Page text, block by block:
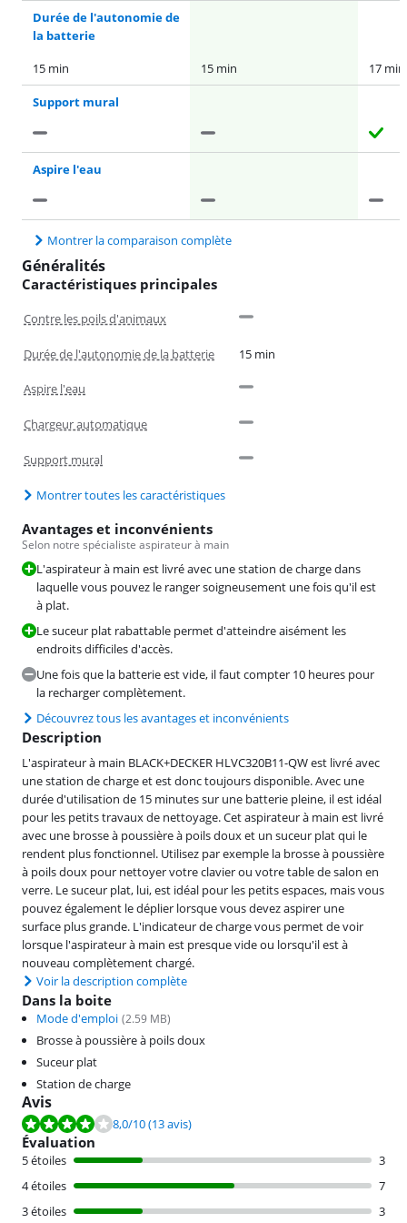
Durée de l'autonomie de
la batterie
15 min
15 min 17 min
Support mural
Aspire l'eau
Montrer la comparaison complète
Généralités
Caractéristiques principales
Contre les poils d'animaux
Durée de l'autonomie de la batterie 15 min
Aspire l'eau
Chargeur automatique
Support mural
Montrer toutes les caractéristiques
Avantages et inconvénients
Selon notre spécialiste aspirateur à main
L'aspirateur à main est livré avec une station de charge dans
laquelle vous pouvez le ranger soigneusement une fois qu'il est
à plat.
Le suceur plat rabattable permet d'atteindre aisément les
endroits difficiles d'accès.
Une fois que la batterie est vide, il faut compter 10 heures pour
la recharger complètement.
Découvrez tous les avantages et inconvénients
Description
L'aspirateur à main BLACK+DECKER HLVC320B11-QW est livré avec
une station de charge et est donc toujours disponible. Avec une
durée d'utilisation de 15 minutes sur une batterie pleine, il est idéal
pour les petits travaux de nettoyage. Cet aspirateur à main est livré
avec une brosse à poussière à poils doux et un suceur plat qui le
rendent plus fonctionnel. Utilisez par exemple la brosse à poussière
à poils doux pour nettoyer votre clavier ou votre table de salon en
verre. Le suceur plat, lui, est idéal pour les petits espaces, mais vous
pouvez également le déplier lorsque vous devez aspirer une
surface plus grande. L'indicateur de charge vous permet de voir
lorsque l'aspirateur à main est presque vide ou lorsqu'il est à
nouveau complètement chargé.
Voir la description complète
Dans la boite
Mode d'emploi (2.59 MB)
Brosse à poussière à poils doux
Suceur plat
Station de charge
Avis
La note est de 8,0 sur 10, basée sur 13 avis.
8,0/10(13 avis)
Évaluation
5 étoiles
3
4 étoiles
7
3 étoiles
3